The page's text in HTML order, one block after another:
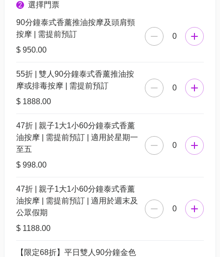
2 選擇門票
90分鐘泰式香薰推油按摩及頭肩頸
按摩 | 需提前預訂
$ 950.00
0
55折 | 雙人90分鐘泰式香薰推油按
摩或排毒按摩 | 需提前預訂
$ 1888.00
0
47折 | 親子1大1小60分鐘泰式香薰
油按摩 | 需提前預訂 | 適用於星期一
至五
$ 998.00
0
47折 | 親子1大1小60分鐘泰式香薰
油按摩 | 需提前預訂 | 適用於週末及
公眾假期
$ 1188.00
0
【限定68折】平日雙人90分鐘金色